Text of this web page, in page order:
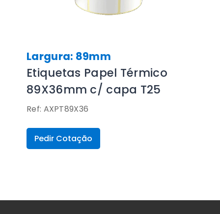
Largura: 89mm
Etiquetas Papel Térmico
89X36mm c/ capa T25
Ref: AXPT89X36
Pedir Cotação